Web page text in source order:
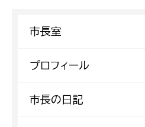
市長室
プロフィール
市長の日記